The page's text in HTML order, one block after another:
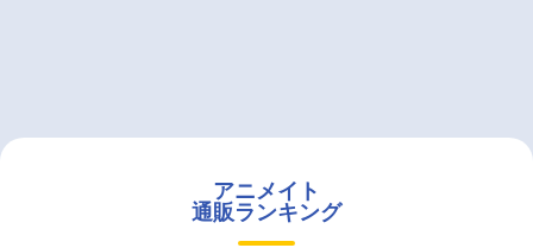
アニメイト
通販ランキング